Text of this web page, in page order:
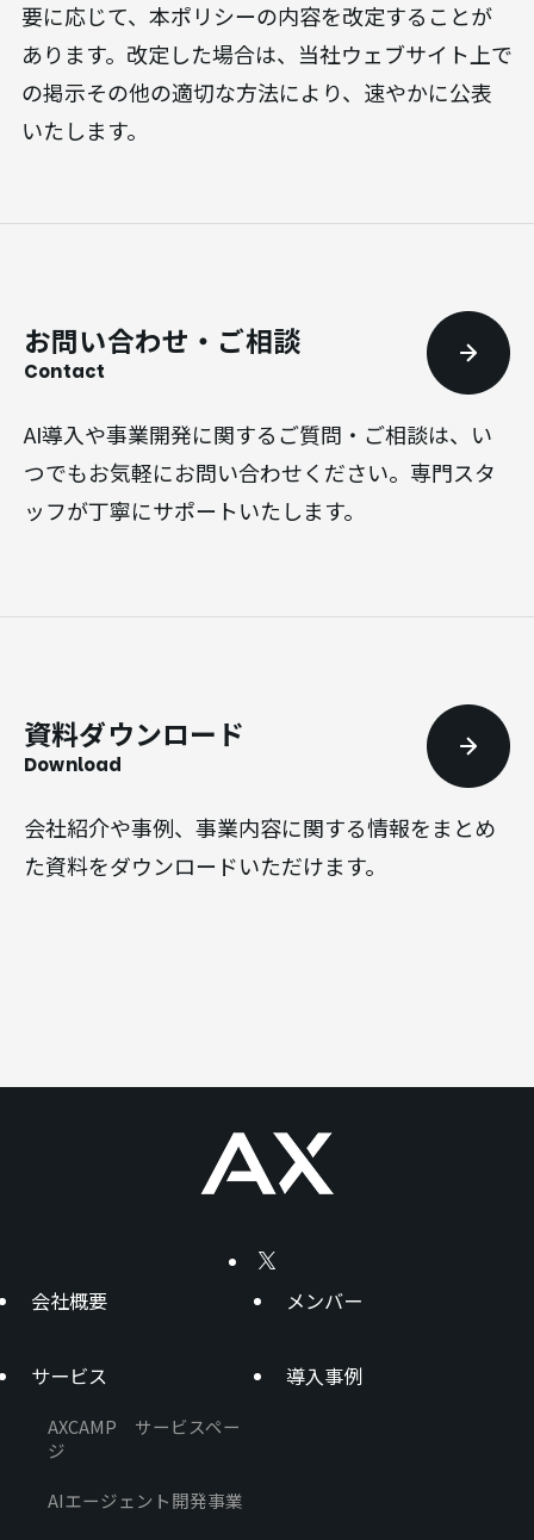
要に応じて、本ポリシーの内容を改定することが
あります。改定した場合は、当社ウェブサイト上で
の掲示その他の適切な方法により、速やかに公表
いたします。
お問い合わせ・ご相談
Contact
AI導入や事業開発に関するご質問・ご相談は、い
つでもお気軽にお問い合わせください。専門スタ
ッフが丁寧にサポートいたします。
資料ダウンロード
Download
会社紹介や事例、事業内容に関する情報をまとめ
た資料をダウンロードいただけます。
会社概要 メンバー
サービス
AXCAMP サービスペー
ジ
AIエージェント開発事業
導入事例